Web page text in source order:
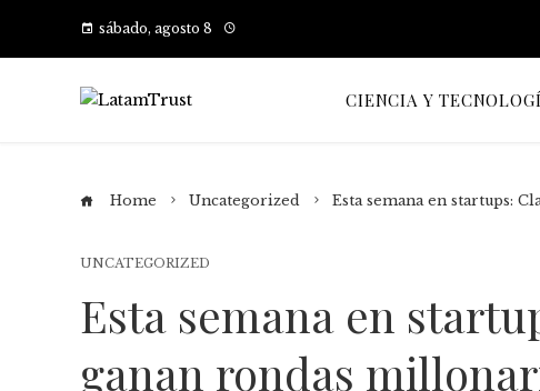
sábado, agosto 8
CIENCIA Y
Home Uncategorized Esta semana en startups:
UNCATEGORIZED
Esta semana en
ganan rondas